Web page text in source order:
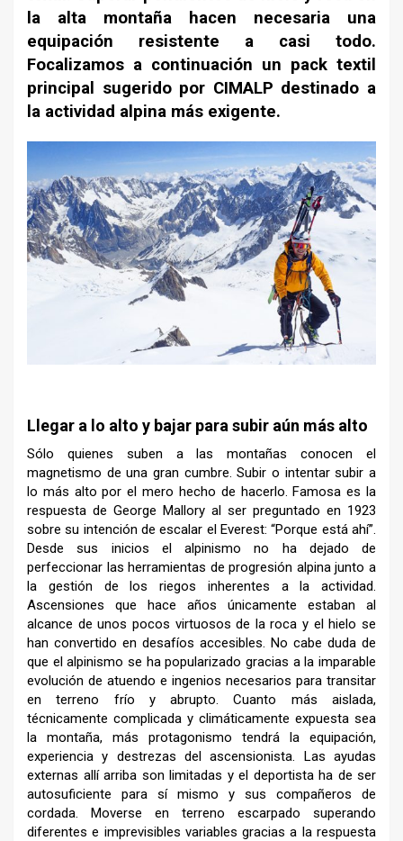
la alta montaña hacen necesaria una
equipación resistente a casi todo.
Focalizamos a continuación un pack textil
principal sugerido por CIMALP destinado a
la actividad alpina más exigente.
Llegar a lo alto y bajar para subir aún más alto
Sólo quienes suben a las montañas conocen el
magnetismo de una gran cumbre. Subir o intentar subir a
lo más alto por el mero hecho de hacerlo. Famosa es la
respuesta de George Mallory al ser preguntado en 1923
sobre su intención de escalar el Everest: “Porque está ahí”.
Desde sus inicios el alpinismo no ha dejado de
perfeccionar las herramientas de progresión alpina junto a
la gestión de los riegos inherentes a la actividad.
Ascensiones que hace años únicamente estaban al
alcance de unos pocos virtuosos de la roca y el hielo se
han convertido en desafíos accesibles. No cabe duda de
que el alpinismo se ha popularizado gracias a la imparable
evolución de atuendo e ingenios necesarios para transitar
en terreno frío y abrupto. Cuanto más aislada,
técnicamente complicada y climáticamente expuesta sea
la montaña, más protagonismo tendrá la equipación,
experiencia y destrezas del ascensionista. Las ayudas
externas allí arriba son limitadas y el deportista ha de ser
autosuficiente para sí mismo y sus compañeros de
cordada. Moverse en terreno escarpado superando
diferentes e imprevisibles variables gracias a la respuesta